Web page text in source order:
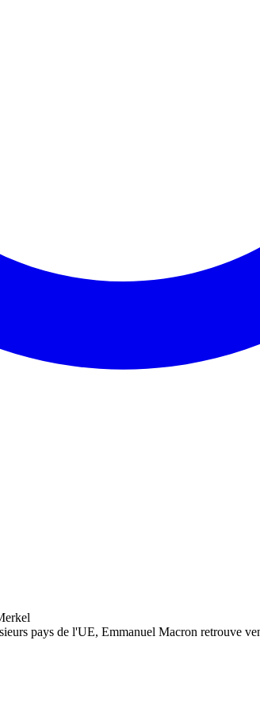
pays de l'UE, Emmanuel Macron retrouve